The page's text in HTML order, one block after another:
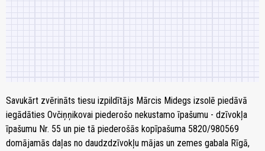
Savukārt zvērināts tiesu izpildītājs Mārcis Midegs izsolē piedāvā
iegādāties Ovčiņņikovai piederošo nekustamo īpašumu - dzīvokļa
īpašumu Nr. 55 un pie tā piederošās kopīpašuma 5820/980569
domājamās daļas no daudzdzīvokļu mājas un zemes gabala Rīgā,